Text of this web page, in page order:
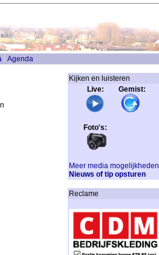
Agenda
Kijken en luisteren
Live: Gemist:
Foto's:
Meer media mogelijkheden
Nieuws of tip opsturen
Reclame